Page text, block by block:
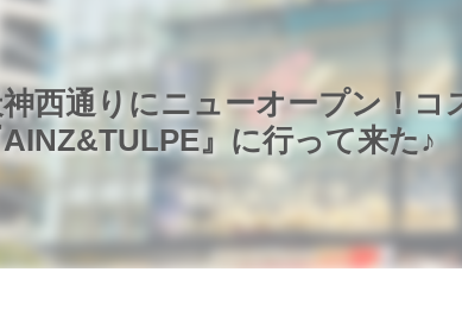
神西通りにニューオープン！コ
AINZ&TULPE』に行って来た♪